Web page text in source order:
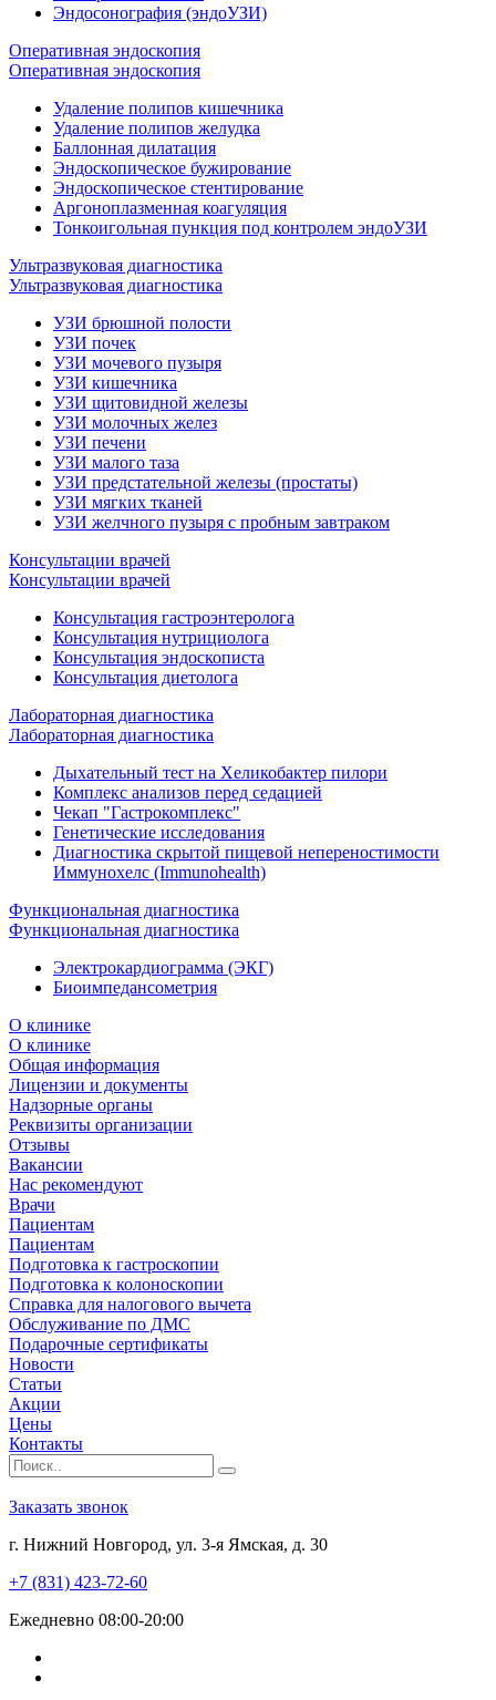
Эндосонография (эндоУЗИ)
Оперативная эндоскопия
Оперативная эндоскопия
Удаление полипов кишечника
Удаление полипов желудка
Баллонная дилатация
Эндоскопическое бужирование
Эндоскопическое стентирование
Аргоноплазменная коагуляция
Тонкоигольная пункция под контролем эндоУЗИ
Ультразвуковая диагностика
Ультразвуковая диагностика
УЗИ брюшной полости
УЗИ почек
УЗИ мочевого пузыря
УЗИ кишечника
УЗИ щитовидной железы
УЗИ молочных желез
УЗИ печени
УЗИ малого таза
УЗИ предстательной железы (простаты)
УЗИ мягких тканей
УЗИ желчного пузыря с пробным завтраком
Консультации врачей
Консультации врачей
Консультация гастроэнтеролога
Консультация нутрициолога
Консультация эндоскописта
Консультация диетолога
Лабораторная диагностика
Лабораторная диагностика
Дыхательный тест на Хеликобактер пилори
Комплекс анализов перед седацией
Чекап "Гастрокомплекс"
Генетические исследования
Диагностика скрытой пищевой непереностимости
Иммунохелс (Immunohealth)
Функциональная диагностика
Функциональная диагностика
Электрокардиограмма (ЭКГ)
Биоимпедансометрия
О клинике
О клинике
Общая информация
Лицензии и документы
Надзорные органы
Реквизиты организации
Отзывы
Вакансии
Нас рекомендуют
Врачи
Пациентам
Пациентам
Подготовка к гастроскопии
Подготовка к колоноскопии
Справка для налогового вычета
Обслуживание по ДМС
Подарочные сертификаты
Новости
Статьи
Акции
Цены
Контакты
Заказать звонок
г. Нижний Новгород, ул. 3-я Ямская, д. 30
+7 (831) 423-72-60
Ежедневно 08:00-20:00